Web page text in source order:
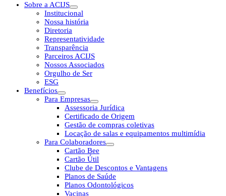
Sobre a ACIJS
Institucional
Nossa história
Diretoria
Representatividade
Transparência
Parceiros ACIJS
Nossos Associados
Orgulho de Ser
ESG
Benefícios
Para Empresas
Assessoria Jurídica
Certificado de Origem
Gestão de compras coletivas
Locação de salas e equipamentos multimídia
Para Colaboradores
Cartão Bee
Cartão Útil
Clube de Descontos e Vantagens
Planos de Saúde
Planos Odontológicos
Vacinas